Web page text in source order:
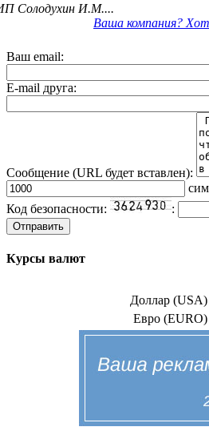
Солодухин И.М....
Ваша компания?
Ваш email:
E-mail друга:
Сообщение (URL будет вставлен):
Код безопасности:
:
Курсы валют
Доллар (USA)
Евро (EURO)